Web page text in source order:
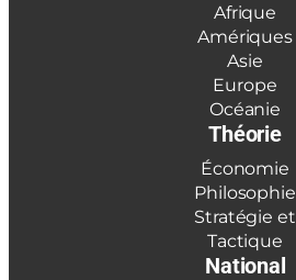
Afrique
Amériques
Asie
Europe
Océanie
Théorie
Économie
Philosophie
Stratégie et
Tactique
National